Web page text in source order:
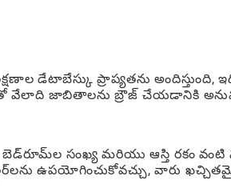
డేటాబేస్కు ప్రాప్యతను
వేలాది జాబితాలను బ్రౌజ్ చేయడానికి
బెడ్‌రూమ్‌ల సంఖ్య మరియు ఆస్తి రకం
ఉపయోగించుకోవచ్చు, వారు